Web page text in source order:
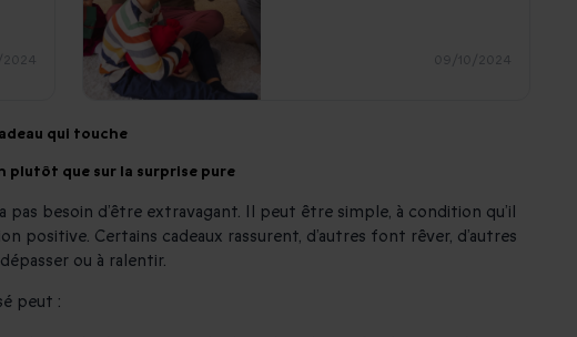
09/10/2024
qui touche
plutôt que sur la surprise pure
pas besoin d’être extravagant. Il peut être simple, à condition qu’il
positive. Certains cadeaux rassurent, d’autres font rêver, d’autres
ou à ralentir.
peut :